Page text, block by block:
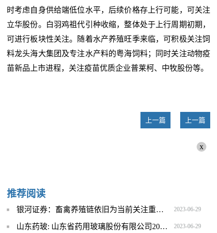
时考虑自身供给端低位水平，后续价格存上行可能，可关注
立华股份。白羽鸡祖代引种收缩，整体处于上行周期初期，
可进行板块性关注。随着水产养殖旺季来临，可积极关注饲
料龙头海大集团及专注水产料的粤海饲料；同时关注动物疫
苗新品上市进程，关注疫苗优质企业普莱柯、中牧股份等。
上一篇 上一篇
x
推荐阅读
银河证券：畜禽养殖链依旧为当前关注重点 建议关注猪周期低位布局机会 2023-06-29
山东药玻: 山东省药用玻璃股份有限公司2022年年度权益分派实施公告 2023-06-29